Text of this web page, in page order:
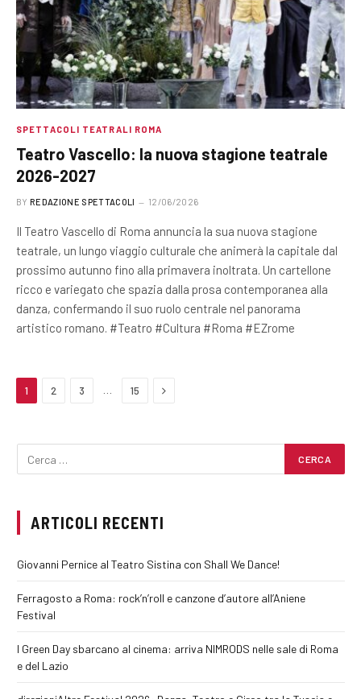
SPETTACOLI TEATRALI ROMA
Teatro Vascello: la nuova stagione teatrale
2026-2027
BY REDAZIONE SPETTACOLI 12/06/2026
Il Teatro Vascello di Roma annuncia la sua nuova stagione
teatrale, un lungo viaggio culturale che animerà la capitale dal
prossimo autunno fino alla primavera inoltrata. Un cartellone
ricco e variegato che spazia dalla prosa contemporanea alla
danza, confermando il suo ruolo centrale nel panorama
artistico romano. #Teatro #Cultura #Roma #EZrome
1 2 3 15 Next
ARTICOLI RECENTI
Giovanni Pernice al Teatro Sistina con Shall We Dance!
Ferragosto a Roma: rock’n’roll e canzone d’autore all’Aniene
Festival
I Green Day sbarcano al cinema: arriva NIMRODS nelle sale di Roma
e del Lazio